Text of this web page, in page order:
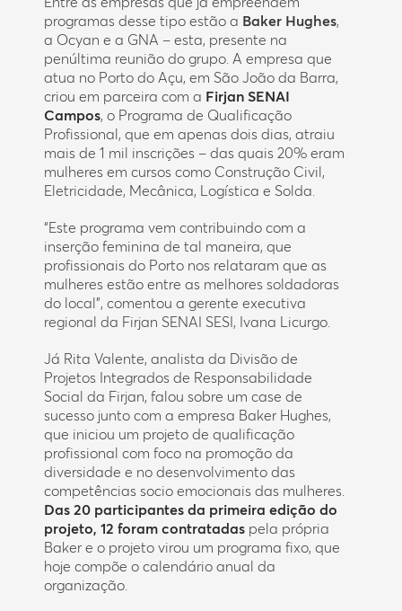
programas desse tipo estão a Baker Hughes,
a Ocyan e a GNA – esta, presente na
penúltima reunião do grupo. A empresa que
atua no Porto do Açu, em São João da Barra,
criou em parceira com a Firjan SENAI
Campos, o Programa de Qualificação
Profissional, que em apenas dois dias, atraiu
mais de 1 mil inscrições – das quais 20% eram
mulheres em cursos como Construção Civil,
Eletricidade, Mecânica, Logística e Solda.
“Este programa vem contribuindo com a
inserção feminina de tal maneira, que
profissionais do Porto nos relataram que as
mulheres estão entre as melhores soldadoras
do local”, comentou a gerente executiva
regional da Firjan SENAI SESI, Ivana Licurgo.
Já Rita Valente, analista da Divisão de
Projetos Integrados de Responsabilidade
Social da Firjan, falou sobre um case de
sucesso junto com a empresa Baker Hughes,
que iniciou um projeto de qualificação
profissional com foco na promoção da
diversidade e no desenvolvimento das
competências socio emocionais das mulheres.
Das 20 participantes da primeira edição do
projeto, 12 foram contratadas pela própria
Baker e o projeto virou um programa fixo, que
hoje compõe o calendário anual da
organização.